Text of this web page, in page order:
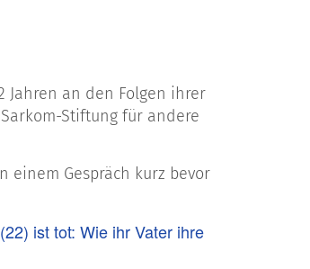
Jahren an den Folgen ihrer
Stiftung für andere
einem Gespräch kurz bevor
ist tot: Wie ihr Vater ihre